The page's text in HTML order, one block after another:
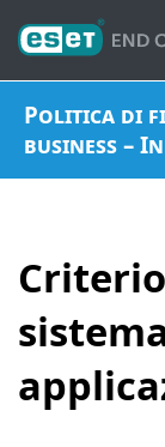
Politica di
business –